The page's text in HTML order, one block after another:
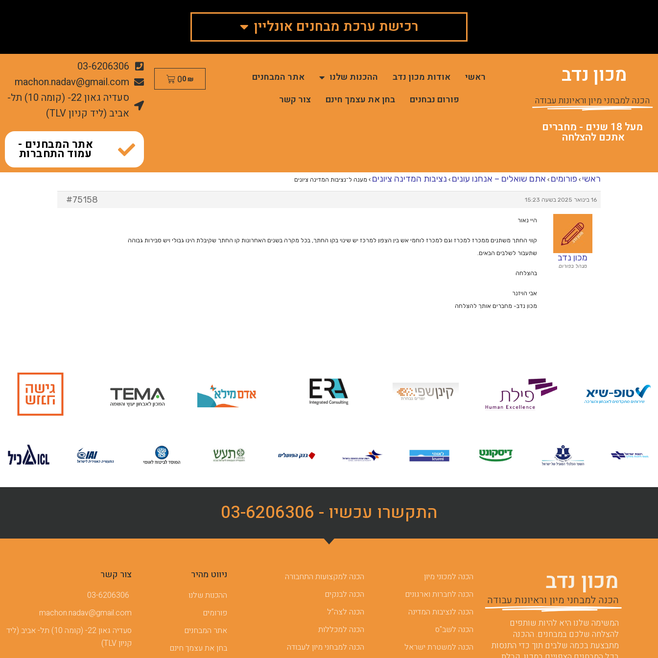
רכישת ערכת מבחנים אונליין
מכון נדב
הכנה למבחני מיון וראיונות עבודה
מעל 18 שנים - מחברים
אתכם להצלחה
ראשי אודות מכון נדב ההכנות שלנו
אתר המבחנים
פורום נבחנים
בחן את עצמך חינם צור קשר
0₪
0
03-6206306
machon.nadav@gmail.com
סעדיה גאון 22- (קומה 10) תל-
אביב (ליד קניון TLV)
אתר המבחנים -
עמוד התחברות
ראשי › פורומים › אתם שואלים – אנחנו עונים › נציבות המדינה ציונים › מענה ל־נציבות המדינה ציונים
16 בינואר 2025 בשעה 15:23 #75158
מכון נדב
מנהל בפורום
היי נאור
קווי החתך משתנים ממכרז למכרז וגם למכרז לוחמי אש בין הצפון למרכז יש שינוי בקו החתך, בכל מקרה בשנים האחרונות קו החתך שקיבלת הינו גבולי ויש סבירות גבוהה
שתעבור לשלבים הבאים.
בהצלחה
אבי הויזנר
מכון נדב- מחברים אותך להצלחה
התקשרו עכשיו - 03-6206306
מכון נדב
הכנה למבחני מיון וראיונות עבודה
המשימה שלנו היא להיות שותפים
להצלחה שלכם במבחנים. ההכנה
מתבצעת בכמה שלבים תוך כדי התנסות
הכנה למכוני מיון
הכנה לחברות וארגונים
הכנה לנציבות המדינה
הכנה לשב"ס
הכנה למשטרת ישראל
הכנה למקצועות התחבורה
הכנה לבנקים
הכנה לצה”ל
הכנה למכללות
הכנה למבחני מיון לעבודה
ניווט מהיר
ההכנות שלנו
פורומים
אתר המבחנים
בחן את עצמך חינם
צור קשר
03-6206306
machon.nadav@gmail.com
סעדיה גאון 22- (קומה 10) תל- אביב (ליד
קניון TLV)